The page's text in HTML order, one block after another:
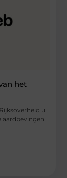
het
u
aardbevingen